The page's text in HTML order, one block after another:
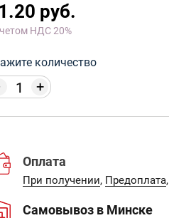
руб.
НДС 20%
количество
+
Оплата
При получении, Предоплата,
Самовывоз в Минске